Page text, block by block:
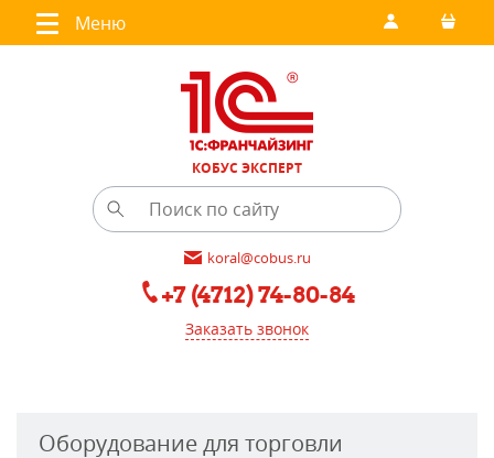
Меню
КОБУС ЭКСПЕРТ
koral@cobus.ru
+7 (4712) 74-80-84
Заказать звонок
Оборудование для торговли